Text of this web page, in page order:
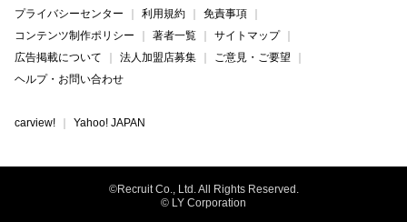
プライバシーセンター
利用規約
免責事項
コンテンツ制作ポリシー
著者一覧
サイトマップ
広告掲載について
法人加盟店募集
ご意見・ご要望
ヘルプ・お問い合わせ
carview! Yahoo! JAPAN
©Recruit Co., Ltd. All Rights Reserved.
© LY Corporation